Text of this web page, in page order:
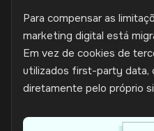
Para compensar as
marketing digital está
Em vez de cookies de
utilizados first-party data,
diretamente pelo próprio